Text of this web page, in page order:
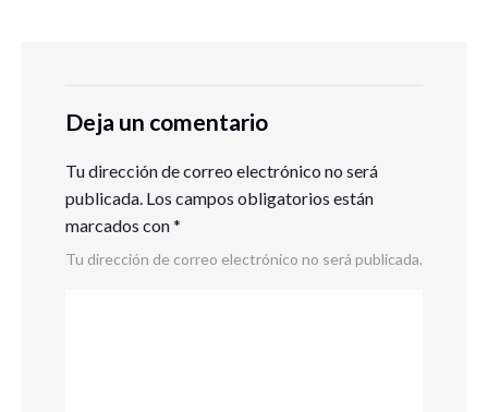
Deja un comentario
Tu dirección de correo electrónico no será
publicada. Los campos obligatorios están
marcados con*
Tu dirección de correo electrónico no será publicada.